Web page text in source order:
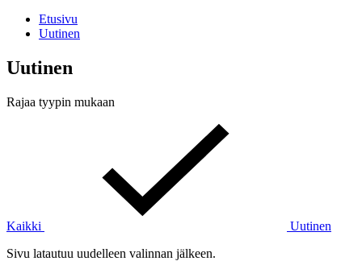
Etusivu
Uutinen
Uutinen
Rajaa tyypin mukaan
Kaikki
Uutinen
Sivu latautuu uudelleen valinnan jälkeen.